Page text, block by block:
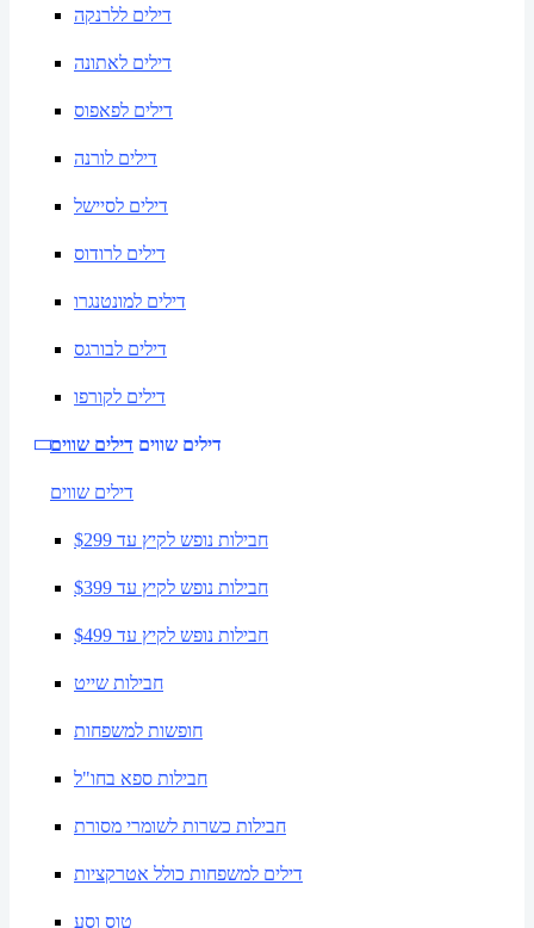
דילים ללרנקה
דילים לאתונה
דילים לפאפוס
דילים לורנה
דילים לסיישל
דילים לרודוס
דילים למונטנגרו
דילים לבורגס
דילים לקורפו
דילים שווים דילים שווים
דילים שווים
חבילות נופש לקיץ עד $299
חבילות נופש לקיץ עד $399
חבילות נופש לקיץ עד $499
חבילות שייט
חופשות למשפחות
חבילות ספא בחו"ל
חבילות כשרות לשומרי מסורת
דילים למשפחות כולל אטרקציות
טוס וסע